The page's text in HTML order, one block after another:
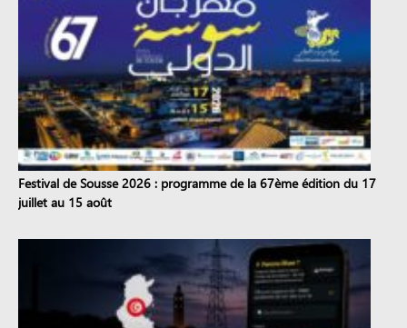
Festival de Sousse 2026 : programme de la 67ème édition du 17
juillet au 15 août